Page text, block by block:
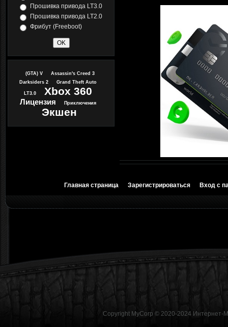
Прошивка привода LT3.0
Прошивка привода LT2.0
Фрибут (Freeboot)
(GTA) V
Assassin's Creed 3
Darksiders 2
Grand Theft Auto
LT3.0 Xbox 360
Лицензия Приключения
Экшен
Главная страница Зарегистрироваться Вход с
Copyright MyCorp © 2020-2024 Интернет-